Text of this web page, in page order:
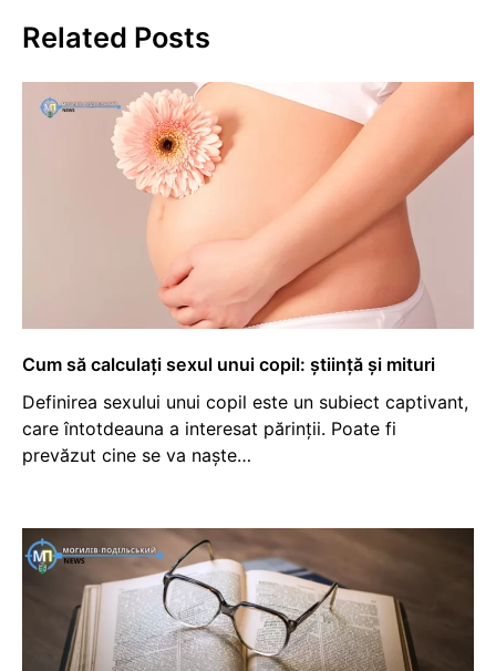
Related Posts
Cum să calculați sexul unui copil: știință și mituri
Definirea sexului unui copil este un subiect captivant,
care întotdeauna a interesat părinții. Poate fi
prevăzut cine se va naște…